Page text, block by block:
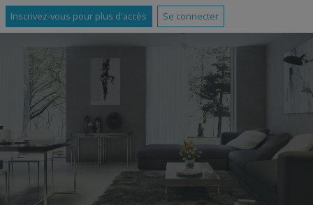
Inscrivez-vous pour plus d'accès Se connecter